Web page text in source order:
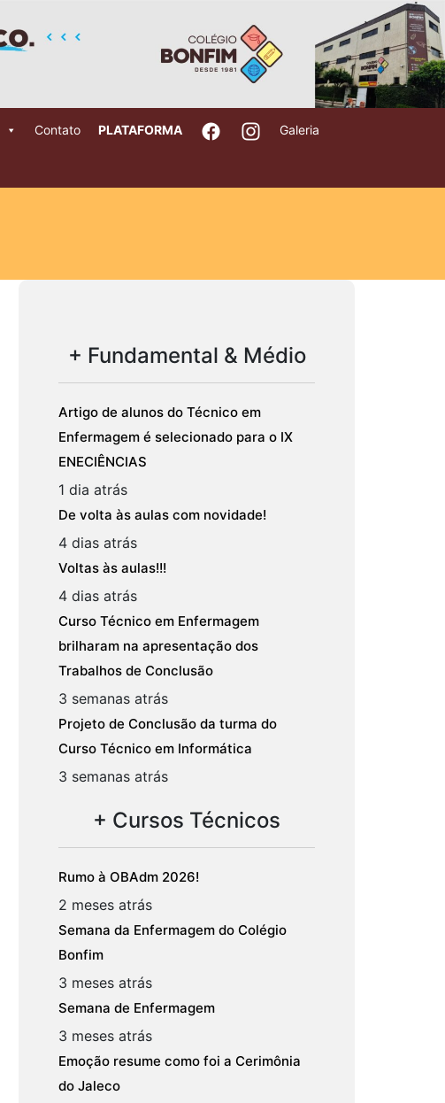
Contato PLATAFORMA Galeria
+ Fundamental & Médio
Artigo de alunos do Técnico em
Enfermagem é selecionado para o IX
ENECIÊNCIAS
1 dia atrás
De volta às aulas com novidade!
4 dias atrás
Voltas às aulas!!!
4 dias atrás
Curso Técnico em Enfermagem
brilharam na apresentação dos
Trabalhos de Conclusão
3 semanas atrás
Projeto de Conclusão da turma do
Curso Técnico em Informática
3 semanas atrás
+ Cursos Técnicos
Rumo à OBAdm 2026!
2 meses atrás
Semana da Enfermagem do Colégio
Bonfim
3 meses atrás
Semana de Enfermagem
3 meses atrás
Emoção resume como foi a Cerimônia
do Jaleco